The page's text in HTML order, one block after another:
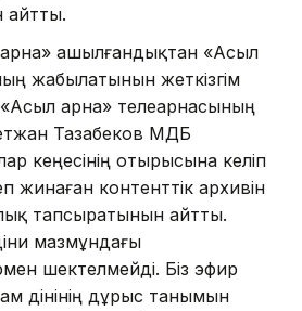
айтты.
ашылғандықтан «Асыл
жабылатынын жеткізгім
«Асыл арна» телеарнасының
Тазабеков ҚМДБ
кеңесінің отырысына келіп
жинаған контенттік архивін
тапсыратынын айтты.
мазмұндағы
шектелмейді. Біз эфир
дінінің дұрыс танымын